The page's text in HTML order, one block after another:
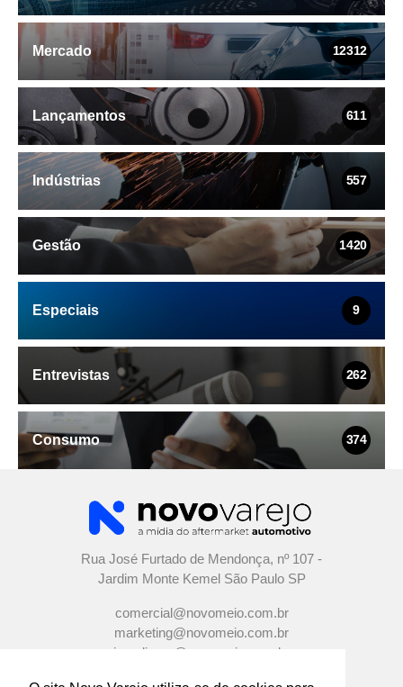
Mercado 12312
Lançamentos 611
Indústrias 557
Gestão 1420
Especiais 9
Entrevistas 262
Consumo 374
Rua José Furtado de Mendonça, nº 107 -
Jardim Monte Kemel São Paulo SP
comercial@novomeio.com.br
marketing@novomeio.com.br
jornalismo@novomeio.com.br